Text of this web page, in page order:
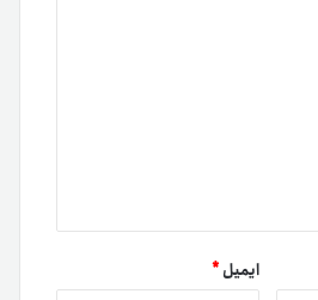
ایمیل*